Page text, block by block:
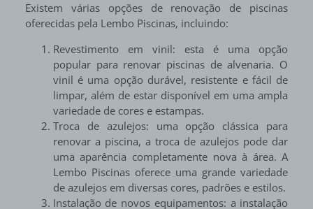
Existem várias opções de renovação de piscinas
oferecidas pela Lembo Piscinas, incluindo:
Revestimento em vinil: esta é uma opção
popular para renovar piscinas de alvenaria. O
vinil é uma opção durável, resistente e fácil de
limpar, além de estar disponível em uma ampla
variedade de cores e estampas.
Troca de azulejos: uma opção clássica para
renovar a piscina, a troca de azulejos pode dar
uma aparência completamente nova à área. A
Lembo Piscinas oferece uma grande variedade
de azulejos em diversas cores, padrões e estilos.
Instalação de novos equipamentos: a instalação